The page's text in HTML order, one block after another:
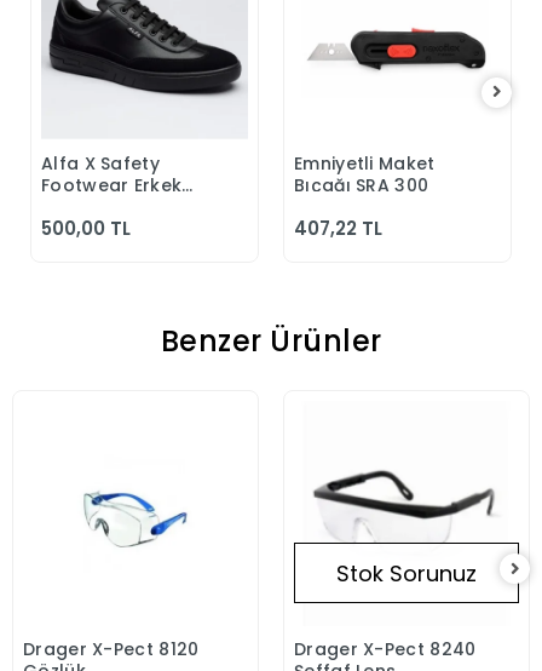
Sepete Ekle
Alfa X Safety
Footwear Erkek
Klasik Ayakkabı
500,00 TL
Sepete Ekle
Emniyetli Maket
Bıçağı SRA 300
407,22 TL
Benzer Ürünler
Sepete Ekle
Drager X-Pect 8120
Stokta Yok
Stok Sorunuz
Drager X-Pect 8240